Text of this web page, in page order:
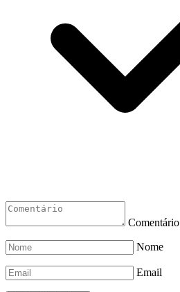
Comentário
Nome
Email